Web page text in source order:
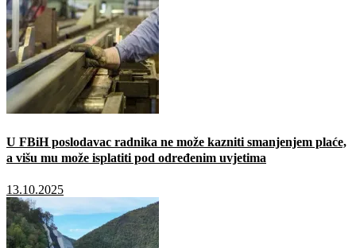
U FBiH poslodavac radnika ne može kazniti smanjenjem plaće,
a višu mu može isplatiti pod određenim uvjetima
13.10.2025